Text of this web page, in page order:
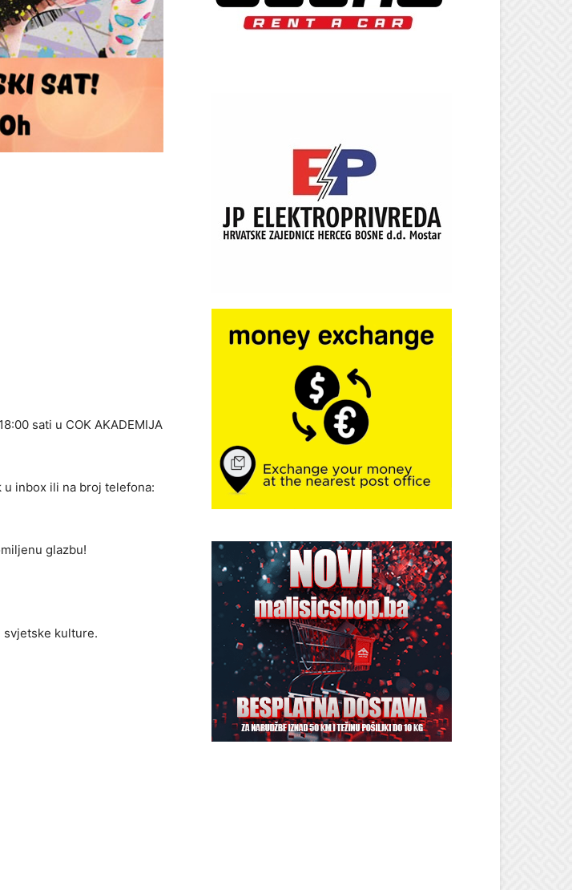
sati u COK AKADEMIJA
inbox ili na broj telefona:
glazbu!
svjetske kulture.